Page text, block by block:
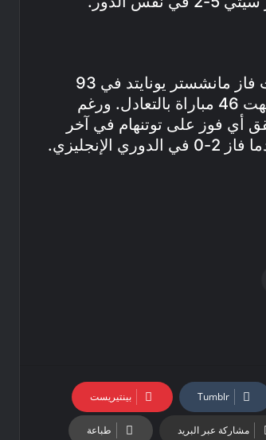
تاريخ مواجهات الفريقين يشير إلى 189 لقاءً سابقًا، حيث فاز مانشستر يونايتد في 93
مباراة، بينما حقق توتنهام الفوز في 50 مواجهة، فيما انتهت 46 مباراة بالتعادل. ورغم
أي فوز على توتنهام في آخر
‏Tumblr بينتيريست
مشاركة عبر البريد طباعة